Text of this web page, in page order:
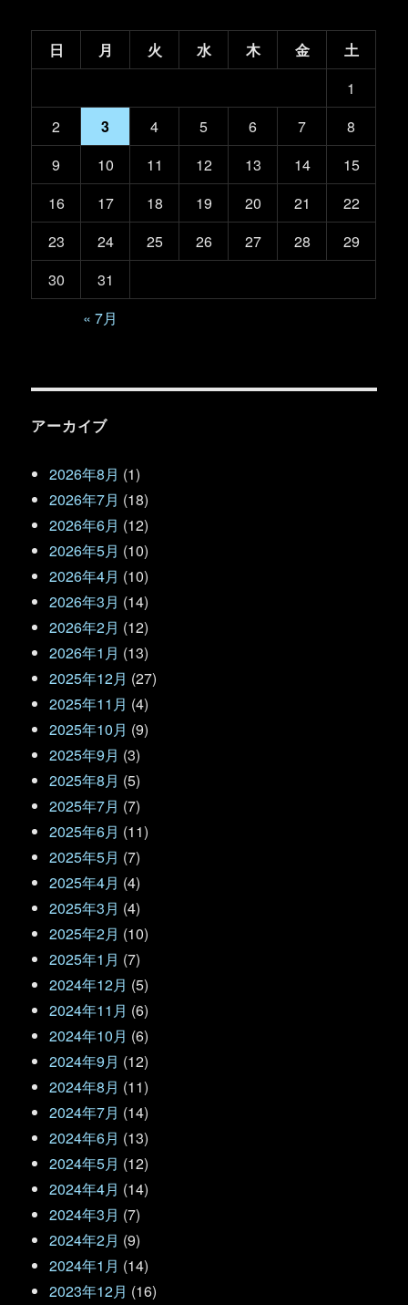
日 月 火 水 木 金
土
1
2
3 4 5 6 7
8
9
10 11 12 13 14
15
16
17 18 19 20 21
22
23
24 25 26 27 28
29
30
31
« 7月
アーカイブ
2026年8月 (1)
2026年7月 (18)
2026年6月 (12)
2026年5月 (10)
2026年4月 (10)
2026年3月 (14)
2026年2月 (12)
2026年1月 (13)
2025年12月 (27)
2025年11月 (4)
2025年10月 (9)
2025年9月 (3)
2025年8月 (5)
2025年7月 (7)
2025年6月 (11)
2025年5月 (7)
2025年4月 (4)
2025年3月 (4)
2025年2月 (10)
2025年1月 (7)
2024年12月 (5)
2024年11月 (6)
2024年10月 (6)
2024年9月 (12)
2024年8月 (11)
2024年7月 (14)
2024年6月 (13)
2024年5月 (12)
2024年4月 (14)
2024年3月 (7)
2024年2月 (9)
2024年1月 (14)
2023年12月 (16)